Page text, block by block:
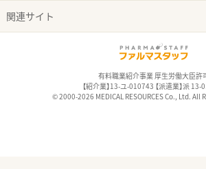
関連サイト
有料職業紹介事業 厚生労働大臣許
【紹介業】13-ユ-010743 【派遣業】派
© 2000-2026 MEDICAL RESOURCES Co., Ltd. All